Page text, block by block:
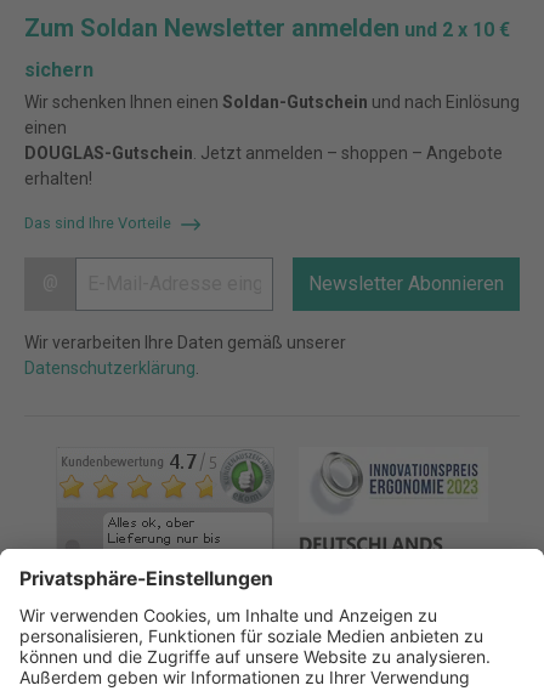
Zum Soldan Newsletter anmelden und 2 x 10 €
sichern
Wir schenken Ihnen einen Soldan-Gutschein und nach Einlösung
einen
DOUGLAS-Gutschein . Jetzt anmelden – shoppen – Angebote
erhalten!
Das sind Ihre Vorteile
Newsletter Abonnieren
Wir verarbeiten Ihre Daten gemäß unserer
Datenschutzerklärung